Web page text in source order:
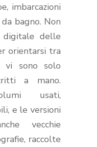
imbarcazioni
bagno. Non
delle
orientarsi tra
sono solo
a mano.
usati,
e le versioni
vecchie
raccolte